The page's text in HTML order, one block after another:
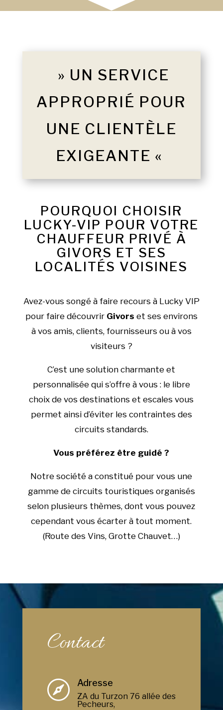
» UN SERVICE
APPROPRIÉ POUR
UNE CLIENTÈLE
EXIGEANTE «
POURQUOI CHOISIR
LUCKY-VIP POUR VOTRE
CHAUFFEUR PRIVÉ À
GIVORS ET SES
LOCALITÉS VOISINES
Avez-vous songé à faire recours à Lucky VIP
pour faire découvrir Givors et ses environs
à vos amis, clients, fournisseurs ou à vos
visiteurs ?
C’est une solution charmante et
personnalisée qui s’offre à vous : le libre
choix de vos destinations et escales vous
permet ainsi d’éviter les contraintes des
circuits standards.
Vous préférez être guidé ?
Notre société a constitué pour vous une
gamme de circuits touristiques organisés
selon plusieurs thèmes, dont vous pouvez
cependant vous écarter à tout moment.
(Route des Vins, Grotte Chauvet…)
Contact
 Adresse
ZA du Turzon 76 allée des
Pecheurs,